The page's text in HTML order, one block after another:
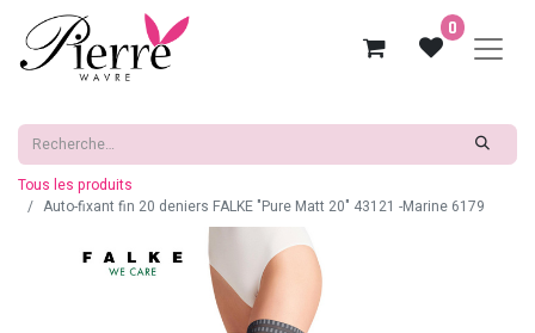
0
Tous les produits
Auto-fixant fin 20 deniers FALKE "Pure Matt 20" 43121 -Marine 6179